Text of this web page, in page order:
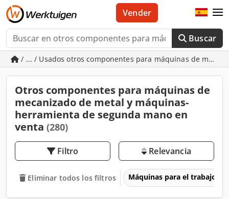
Buscar
Vender
/ ... / Usados otros componentes para máquinas de
Otros componentes para máquinas de
mecanizado de metal y máquinas-
herramienta de segunda mano en
venta (280)
Filtro Relevancia
Eliminar todos los filtros Máquinas para el trabajo